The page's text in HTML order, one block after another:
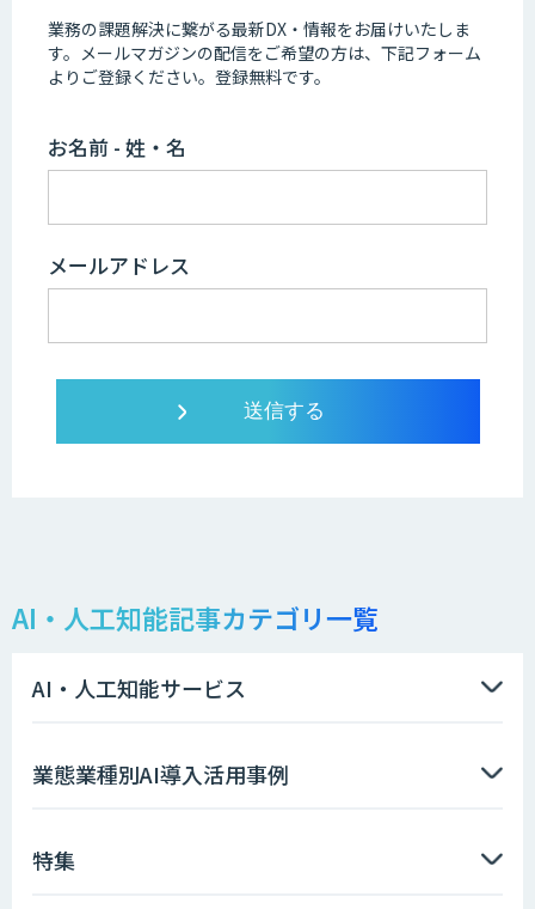
業務の課題解決に繋がる最新DX・情報をお届けいたしま
す。 メールマガジンの配信をご希望の方は、下記フォーム
よりご登録ください。登録無料です。
お名前 - 姓・名
メールアドレス
AI・人工知能記事カテゴリ一覧
AI・人工知能サービス
業態業種別AI導入活用事例
特集